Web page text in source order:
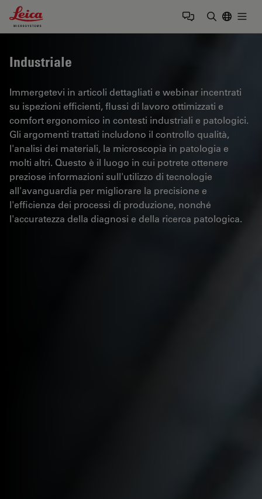
Leica Microsystems Logo
Industriale
Immergetevi in articoli dettagliati e webinar incentrati
su ispezioni efficienti, flussi di lavoro ottimizzati e
comfort ergonomico in contesti industriali e patologici.
Gli argomenti trattati includono il controllo qualità,
l'analisi dei materiali, la microscopia in patologia e
molti altri. Questo è il luogo in cui potrete ottenere
preziose informazioni sull'utilizzo di tecnologie
all'avanguardia per migliorare la precisione e
l'efficienza dei processi di produzione, nonché
l'accuratezza della diagnosi e della ricerca patologica.